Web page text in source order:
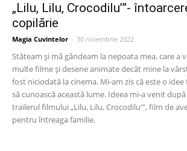
„Lilu, Lilu, Crocodilu’”-
copilărie
Magia Cuvintelor - 30 noiembrie 2022
Stăteam și mă gândeam la nepoata mea, care a
multe filme și desene animate decât mine la
fost niciodată la cinema. Mi-am zis că este o
să cunoască această lume. Ideea mi-a venit
trailerul filmului „Lilu, Lilu, Crocodilu'”, film de
pentru întreaga familie.